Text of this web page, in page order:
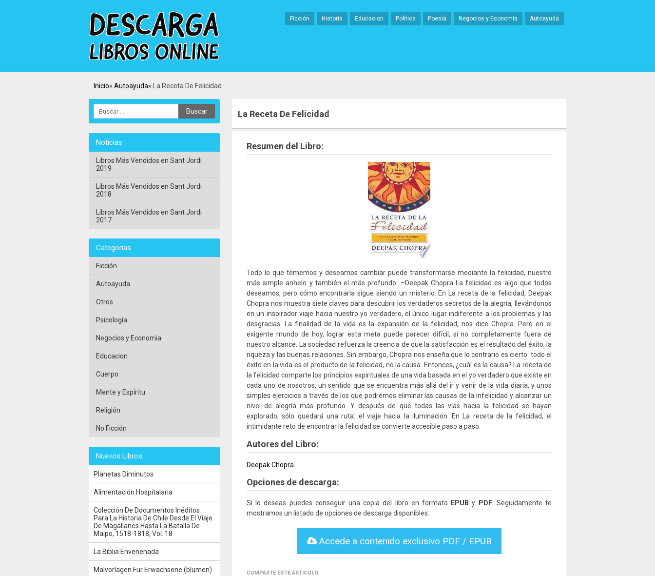
Ficción Historia Educacion Política Poesía Negocios y Economia Autoayuda
Inicio Autoayuda La Receta De Felicidad
La Receta De Felicidad
Resumen del Libro:
Todo lo que tememos y deseamos cambiar puede transformarse mediante la felicidad, nuestro
más simple anhelo y también el más profundo. –Deepak Chopra La felicidad es algo que todos
deseamos, pero cómo encontrarla sigue siendo un misterio. En La receta de la felicidad, Deepak
Chopra nos muestra siete claves para descubrir los verdaderos secretos de la alegría, llevándonos
en un inspirador viaje hacia nuestro yo verdadero, el único lugar indiferente a los problemas y las
desgracias. La finalidad de la vida es la expansión de la felicidad, nos dice Chopra. Pero en el
exigente mundo de hoy, lograr esta meta puede parecer difícil, si no completamente fuera de
nuestro alcance. La sociedad refuerza la creencia de que la satisfacción es el resultado del éxito, la
riqueza y las buenas relaciones. Sin embargo, Chopra nos enseña que lo contrario es cierto: todo el
éxito en la vida es el producto de la felicidad, no la causa. Entonces, ¿cuál es la causa? La receta de
la felicidad comparte los principios espirituales de una vida basada en el yo verdadero que existe en
cada uno de nosotros, un sentido que se encuentra más allá del ir y venir de la vida diaria, y unos
simples ejercicios a través de los que podremos eliminar las causas de la infelicidad y alcanzar un
nivel de alegría más profundo. Y después de que todas las vías hacia la felicidad se hayan
explorado, sólo quedará una ruta: el viaje hacia la iluminación. En La receta de la felicidad, el
intimidante reto de encontrar la felicidad se convierte accesible paso a paso.
Autores del Libro:
Deepak Chopra
Opciones de descarga:
Si lo deseas puedes conseguir una copia del libro en formato EPUB y PDF. Seguidamente te
mostramos un listado de opciones de descarga disponibles:
Accede a contenido exclusivo PDF / EPUB
COMPARTE ESTE ARTICULO:
Noticias
Libros Más Vendidos en Sant Jordi
2019
Libros Más Vendidos en Sant Jordi
2018
Libros Más Vendidos en Sant Jordi
2017
Categorias
Ficción
Autoayuda
Otros
Psicología
Negocios y Economia
Educacion
Cuerpo
Mente y Espíritu
Religión
No Ficción
Nuevos Libros
Planetas Diminutos
Alimentación Hospitalaria
Colección De Documentos Inéditos
Para La Historia De Chile Desde El Viaje
De Magallanes Hasta La Batalla De
Maipo, 1518-1818, Vol. 18
La Biblia Envenenada
Malvorlagen Für Erwachsene (blumen)